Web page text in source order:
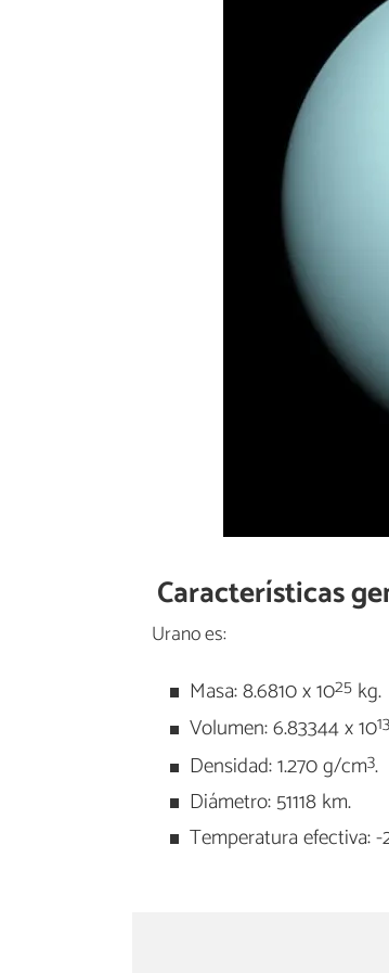
Características
Urano es:
Masa: 8.6810 x 1025kg.
Volumen: 6.83344 x 1013
Densidad: 1.270 g/cm3.
Diámetro: 51118 km.
Temperatura efectiva: -